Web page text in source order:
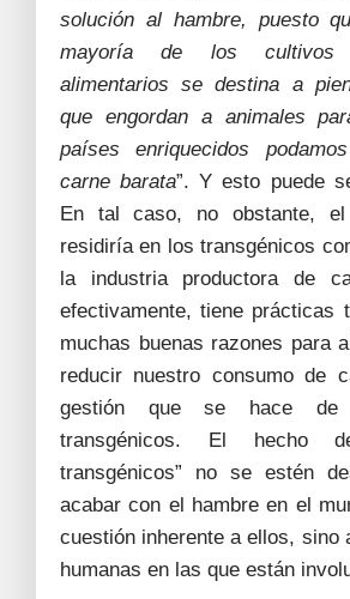
solución al hambre, puesto
mayoría de los cultivos
alimentarios se destina a
que engordan a animales
países enriquecidos
carne barata”. Y esto puede
En tal caso, no obstante, el
residiría en los transgénicos
la industria productora de
efectivamente, tiene prácticas
muchas buenas razones para
reducir nuestro consumo de
gestión que se hace de
transgénicos. El hecho
transgénicos” no se estén
acabar con el hambre en el
cuestión inherente a ellos, sino
humanas en las que están